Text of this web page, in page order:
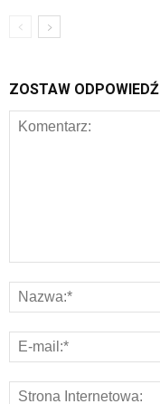
ZOSTAW ODPOWIEDŹ